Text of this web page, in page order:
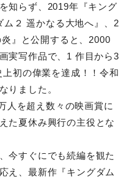
知らず、 2019年『キング
２ 遥かなる大地へ』、 2
』と公開すると、 2000
実写作品で、 1 作目から3
初の偉業を達成！！令和
りました。
人を超え数々の映画賞に
た夏休み興行の主役とな
今すぐにでも続編を観た
え、最新作『キングダム